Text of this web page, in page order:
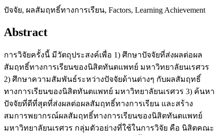
ปัจจัย, ผลสัมฤทธิ์ทางการเรียน, Factors, Learning Achievement
Abstract
การวิจัยครั้งนี้ มีวัตถุประสงค์เพื่อ 1) ศึกษาปัจจัยที่ส่งผลต่อผล
สัมฤทธิ์ทางการเรียนของนิสิตทันตแพทย์ มหาวิทยาลัยนเรศวร
2) ศึกษาความสัมพันธ์ระหว่างปัจจัยด้านต่างๆ กับผลสัมฤทธิ์
ทางการเรียนของนิสิตทันตแพทย์ มหาวิทยาลัยนเรศวร 3) ค้นหา
ปัจจัยที่ดีที่สุดที่ส่งผลต่อผลสัมฤทธิ์ทางการเรียน และสร้าง
สมการพยากรณ์ผลสัมฤทธิ์ทางการเรียนของนิสิตทันตแพทย์
มหาวิทยาลัยนเรศวร กลุ่มตัวอย่างที่ใช้ในการวิจัย คือ นิสิตคณะ